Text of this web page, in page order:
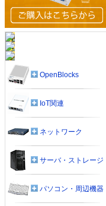
OpenBlocks
IoT関連
ネットワーク
サーバ・ストレージ
パソコン・周辺機器